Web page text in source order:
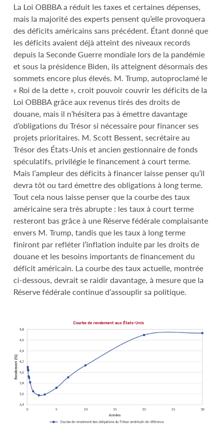
La Loi OBBBA a réduit les taxes et certaines dépenses,
mais la majorité des experts pensent qu’elle provoquera
des déficits américains sans précédent. Étant donné que
les déficits avaient déjà atteint des niveaux records
depuis la Seconde Guerre mondiale lors de la pandémie
et sous la présidence Biden, ils atteignent désormais des
sommets encore plus élevés. M. Trump, autoproclamé le
« Roi de la dette », croit pouvoir couvrir les déficits de la
Loi OBBBA grâce aux revenus tirés des droits de
douane, mais il n’hésitera pas à émettre davantage
d’obligations du Trésor si nécessaire pour financer ses
projets prioritaires. M. Scott Bessent, secrétaire au
Trésor des États-Unis et ancien gestionnaire de fonds
spéculatifs, privilégie le financement à court terme.
Mais l’ampleur des déficits à financer laisse penser qu’il
devra tôt ou tard émettre des obligations à long terme.
Tout cela nous laisse penser que la courbe des taux
américaine sera très abrupte : les taux à court terme
resteront bas grâce à une Réserve fédérale complaisante
envers M. Trump, tandis que les taux à long terme
finiront par refléter l’inflation induite par les droits de
douane et les besoins importants de financement du
déficit américain. La courbe des taux actuelle, montrée
ci-dessous, devrait se raidir davantage, à mesure que la
Réserve fédérale continue d’assouplir sa politique.